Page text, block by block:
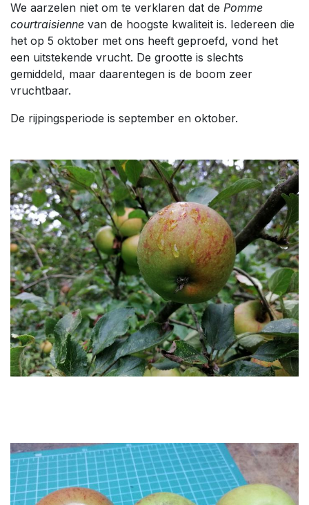
We aarzelen niet om te verklaren dat de Pomme
courtraisienne van de hoogste kwaliteit is. Iedereen die
het op 5 oktober met ons heeft geproefd, vond het
een uitstekende vrucht. De grootte is slechts
gemiddeld, maar daarentegen is de boom zeer
vruchtbaar.
De rijpingsperiode is september en oktober.